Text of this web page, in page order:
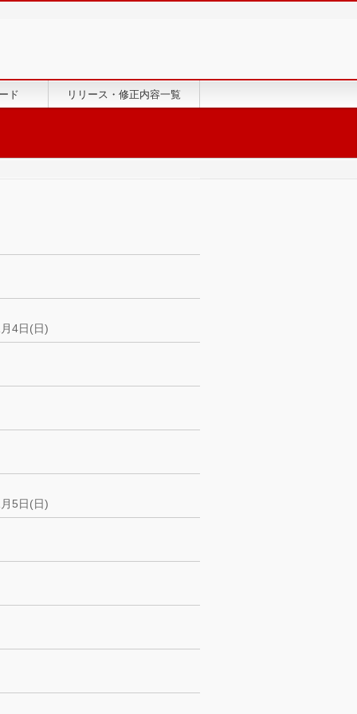
ド リリース・修正内容一覧
4日(日)
5日(日)